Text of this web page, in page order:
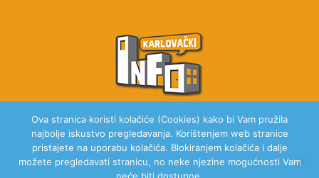
O NAMA
Ova stranica koristi kolačiće (Cookies) kako bi Vam pružila
najbolje iskustvo pregledavanja. Korištenjem web stranice
pristajete na uporabu kolačića. Blokiranjem kolačića i dalje
možete pregledavati stranicu, no neke njezine mogućnosti Vam